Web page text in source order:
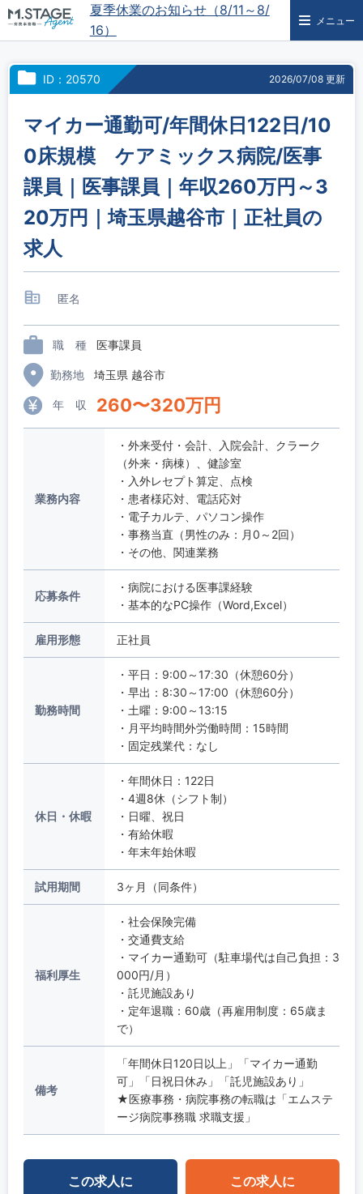
夏季休業のお知らせ（8/11～8/
16）
メニュー
ID：20570 2026/07/08 更新
マイカー通勤可/年間休日122日/10
0床規模 ケアミックス病院/医事
課員｜医事課員｜年収260万円～3
20万円｜埼玉県越谷市｜正社員の
求人
匿名
職 種 医事課員
勤務地 埼玉県 越谷市
年 収 260〜320万円
業務内容
・外来受付・会計、入院会計、クラーク
（外来・病棟）、健診室
・入外レセプト算定、点検
・患者様応対、電話応対
・電子カルテ、パソコン操作
・事務当直（男性のみ：月0～2回）
・その他、関連業務
応募条件
・病院における医事課経験
・基本的なPC操作（Word,Excel）
雇用形態 正社員
勤務時間
・平日：9:00～17ː30（休憩60分）
・早出：8:30～17:00（休憩60分）
・土曜：9:00～13:15
・月平均時間外労働時間：15時間
・固定残業代：なし
休日・休暇
・年間休日：122日
・4週8休（シフト制）
・日曜、祝日
・有給休暇
・年末年始休暇
試用期間 3ヶ月（同条件）
福利厚生
・社会保険完備
・交通費支給
・マイカー通勤可（駐車場代は自己負担：3
000円/月）
・託児施設あり
・定年退職：60歳（再雇用制度：65歳ま
で）
備考
「年間休日120日以上」「マイカー通勤
可」「日祝日休み」「託児施設あり」
★医療事務・病院事務の転職は「エムステ
ージ病院事務職 求職支援」
この求人に この求人に